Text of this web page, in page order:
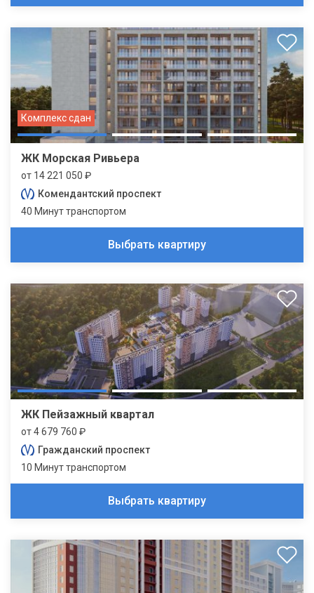
Комплекс сдан
ЖК Морская Ривьера
от 14 221 050 ₽
Комендантский проспект
40 Минут транспортом
Выбрать квартиру
ЖК Пейзажный квартал
от 4 679 760 ₽
Гражданский проспект
10 Минут транспортом
Выбрать квартиру